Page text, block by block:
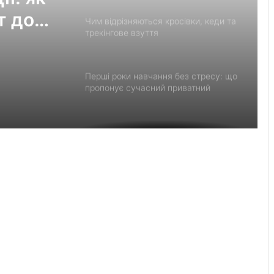
до
Чим відрізняються кросівки, кеди та
трекінгове взуття
Перші роки навчання без стресу: що
пропонує сучасний приватний
Украшения для пасхальных яиц: